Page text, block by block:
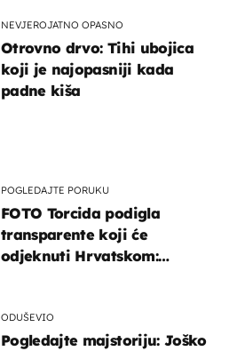
POGLEDAJTE PORUKU
FOTO Torcida podigla
transparente koji će
odjeknuti Hrvatskom:
ODUŠEVIO
Pogledajte majstoriju: Joško
NEVJEROJATNO OPASNO
Otrovno drvo: Tihi ubojica
koji je najopasniji kada
padne kiša